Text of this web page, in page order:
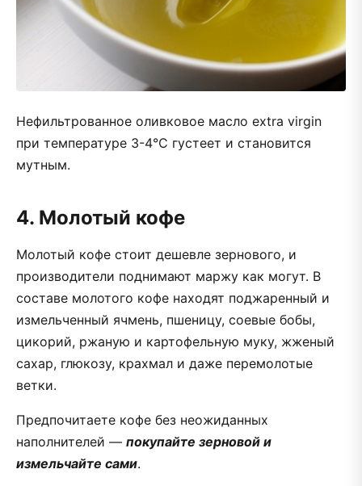
Нефильтрованное оливковое масло extra virgin
при температуре 3-4°C густеет и становится
мутным.
4. Молотый кофе
Молотый кофе стоит дешевле зернового, и
производители поднимают маржу как могут. В
составе молотого кофе находят поджаренный и
измельченный ячмень, пшеницу, соевые бобы,
цикорий, ржаную и картофельную муку, жженый
сахар, глюкозу, крахмал и даже перемолотые
ветки.
Предпочитаете кофе без неожиданных
наполнителей — покупайте зерновой и
измельчайте сами.